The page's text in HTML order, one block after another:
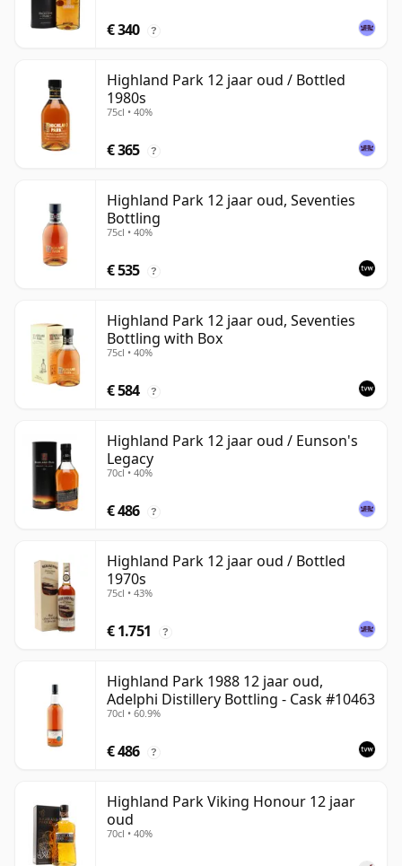
€ 340 ?
Highland Park 12 jaar oud / Bottled
1980s
75cl • 40%
€ 365 ?
Highland Park 12 jaar oud, Seventies
Bottling
75cl • 40%
€ 535 ?
Highland Park 12 jaar oud, Seventies
Bottling with Box
75cl • 40%
€ 584 ?
Highland Park 12 jaar oud / Eunson's
Legacy
70cl • 40%
€ 486 ?
Highland Park 12 jaar oud / Bottled
1970s
75cl • 43%
€ 1.751 ?
Highland Park 1988 12 jaar oud,
Adelphi Distillery Bottling - Cask #10463
70cl • 60.9%
€ 486 ?
Highland Park Viking Honour 12 jaar
oud
70cl • 40%